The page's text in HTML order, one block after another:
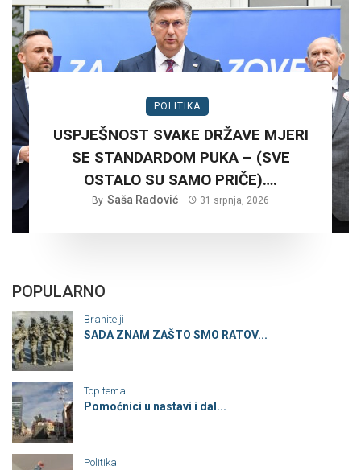
POLITIKA
USPJEŠNOST SVAKE DRŽAVE MJERI
SE STANDARDOM PUKA – (SVE
OSTALO SU SAMO PRIČE)….
By Saša Radović 31 srpnja, 2026
POPULARNO
Branitelji
SADA ZNAM ZAŠTO SMO RATOV...
Top tema
Pomoćnici u nastavi i dal...
Politika